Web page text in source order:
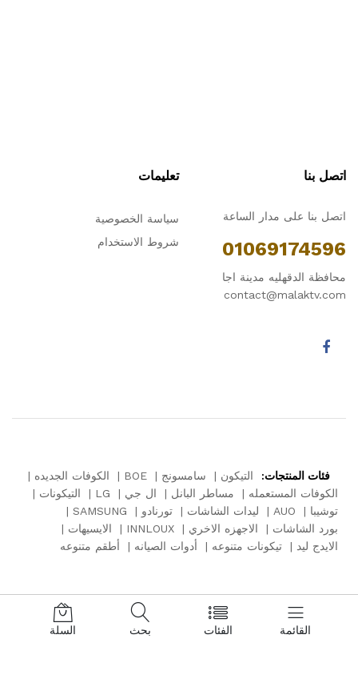
القائمة الفئات بحث السلة
اتصل بنا
اتصل بنا على مدار الساعة
01069174596
محافظة الدقهليه مدينة اجا
contact@malaktv.com
تعليمات
سياسة الخصوصية
شروط الاستخدام
فئات المنتجات: التيكون سامسونج BOE
الكوفات الجديده
الكوفات المستعمله
مساطر البانل ال جي LG
التيكونات
توشيبا
AUO ليدات الشاشات تورنادو
SAMSUNG
بورد الشاشات
الاجهزه الاخري INNLOUX
الايسيهات
الايدج ليد
تيكونات متنوعه أدوات الصيانه أطقم متنوعه